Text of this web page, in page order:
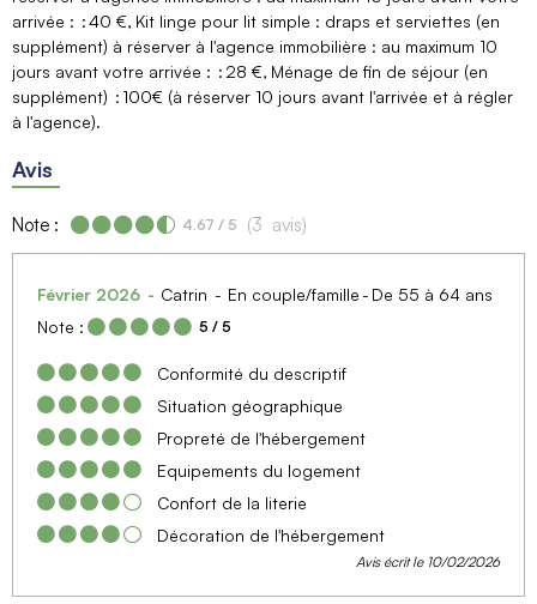
arrivée :
40 € Kit linge pour lit simple : draps et serviettes (en
supplément) à réserver à l'agence immobilière : au maximum 10
jours avant votre arrivée :
28 € Ménage de fin de séjour (en
supplément)
100€ (à réserver 10 jours avant l'arrivée et à régler
à l'agence)
Avis
Note : 4.67 / 5 (3 avis)
Février 2026 Catrin En couple/famille
De 55 à 64 ans
Note :
5 / 5
Conformité du descriptif
Situation géographique
Propreté de l'hébergement
Equipements du logement
Confort de la literie
Décoration de l'hébergement
Avis écrit le 10/02/2026